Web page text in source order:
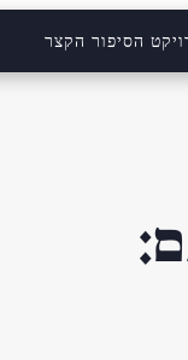
הסיפור הקצר